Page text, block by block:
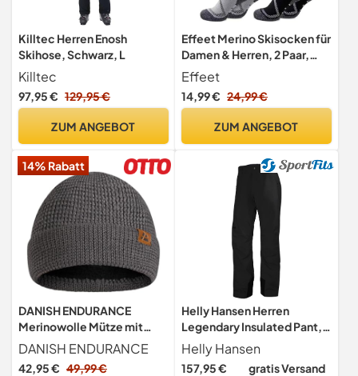
Killtec Herren Enosh
Skihose, Schwarz, L
Killtec
97,95 € 129,95 €
ZUM ANGEBOT
Effeet Merino Skisocken für
Damen & Herren, 2 Paar,
gepolstert Grau & Schwarz
43-46
Effeet
14,99 € 24,99 €
ZUM ANGEBOT
14% Rabatt
DANISH ENDURANCE
Merinowolle Mütze mit
Fleece, Beanie,
Dunkelgrau, One Size
DANISH ENDURANCE
42,95 € 49,99 €
Helly Hansen Herren
Legendary Insulated Pant,
Schwarz, M
Helly Hansen
157,95 € gratis Versand